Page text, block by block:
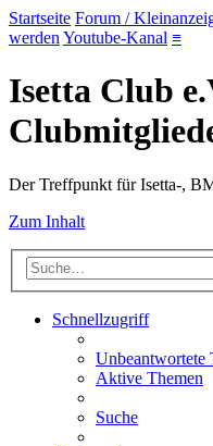
Startseite Forum /
werden Youtube-Kanal ≡
Isetta Club
Der Treffpunkt für Isetta-,
Zum Inhalt
Schnellzugriff
Unbeantwortete
Aktive Themen
Suche